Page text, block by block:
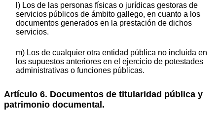
l) Los de las personas físicas o jurídicas gestoras de
servicios públicos de ámbito gallego, en cuanto a los
documentos generados en la prestación de dichos
servicios.
m) Los de cualquier otra entidad pública no incluida en
los supuestos anteriores en el ejercicio de potestades
administrativas o funciones públicas.
Artículo 6. Documentos de titularidad pública y
patrimonio documental.